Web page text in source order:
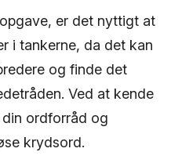
er det nyttigt at
i tankerne, da det kan
og finde det
Ved at kende
ordforråd og
krydsord.